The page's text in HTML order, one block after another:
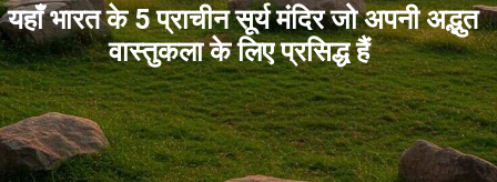
यहाँ भारत के 5 प्राचीन सूर्य मंदिर जो अपनी अद्भुत
वास्तुकला के लिए प्रसिद्ध हैं